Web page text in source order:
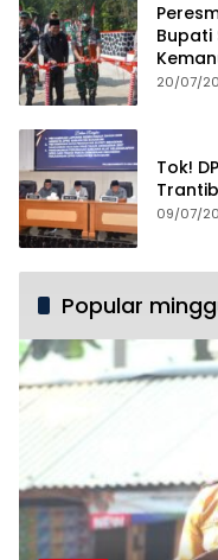
Bupati
20/07/
Tok!
09/07/
Popular